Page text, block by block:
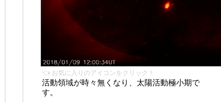
👈 お気に入りのアイコンをクリック！
活動領域が時々無くなり、太陽活動極小期で
す。